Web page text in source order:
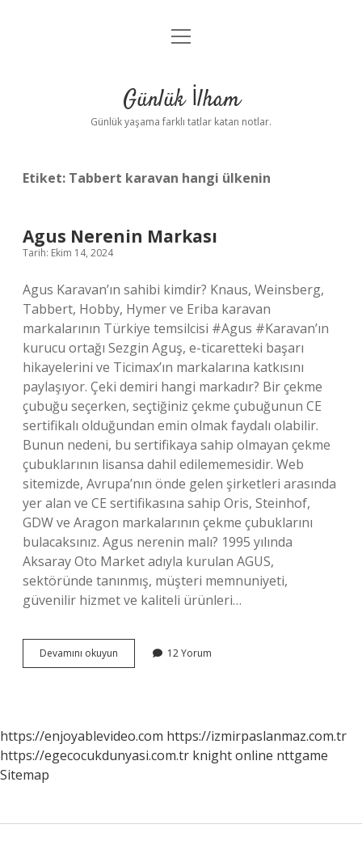
Anasayfa
Yasal Uyarı
menüyü
Günlük İlham
Günlük yaşama farklı tatlar katan notlar.
Etiket: Tabbert karavan hangi ülkenin
Agus Nerenin Markası
Tarih: Ekim 14, 2024
Agus Karavan’ın sahibi kimdir? Knaus, Weinsberg,
Tabbert, Hobby, Hymer ve Eriba karavan
markalarının Türkiye temsilcisi #Agus #Karavan’ın
kurucu ortağı Sezgin Aguş, e-ticaretteki başarı
hikayelerini ve Ticimax’ın markalarına katkısını
paylaşıyor. Çeki demiri hangi markadır? Bir çekme
çubuğu seçerken, seçtiğiniz çekme çubuğunun CE
sertifikalı olduğundan emin olmak faydalı olabilir.
Bunun nedeni, bu sertifikaya sahip olmayan çekme
çubuklarının lisansa dahil edilememesidir. Web
sitemizde, Avrupa’nın önde gelen şirketleri arasında
yer alan ve CE sertifikasına sahip Oris, Steinhof,
GDW ve Aragon markalarının çekme çubuklarını
bulacaksınız. Agus nerenin malı? 1995 yılında
Aksaray Oto Market adıyla kurulan AGUS,
sektöründe tanınmış, müşteri memnuniyeti,
güvenilir hizmet ve kaliteli ürünleri…
Devamını okuyun
Nerenin
12 Yorum
https://enjoyablevideo.com https://izmirpaslanmaz.com.tr
https://egecocukdunyasi.com.tr knight online nttgame
Sitemap